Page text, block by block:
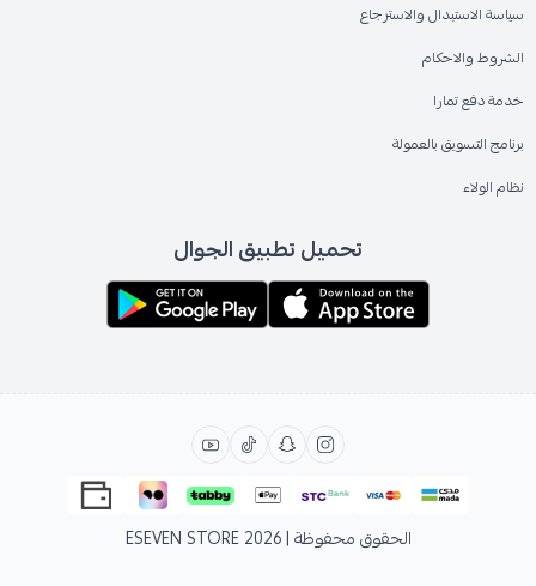
سياسة الاستبدال والاسترجاع
الشروط والاحكام
خدمة دفع تمارا
برنامج التسويق بالعمولة
نظام الولاء
تحميل تطبيق الجوال
الحقوق محفوظة | 2026 ESEVEN STORE